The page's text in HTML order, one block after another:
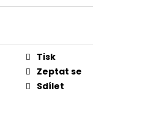
Tisk
Zeptat se
Sdílet